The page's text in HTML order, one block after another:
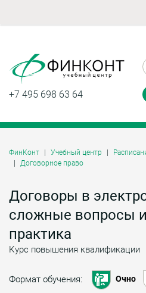
+7 495 698 63 64
ФинКонт Учебный центр
Договорное право
Договоры в
сложные вопросы и
практика
Курс повышения квалификации
Формат обучения: Очно
звонок
Даю согласие на
Заказать